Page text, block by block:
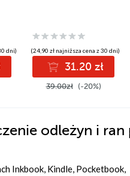
dni) (24,90 zł najniższa cena z 30 dni)
31.20 zł
39.00zł (-20%)
odleżyn i ran
Inkbook, Kindle, Pocketbook,